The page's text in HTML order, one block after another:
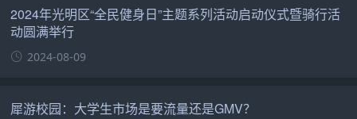
2024年光明区“全民健身日”主题系列活动启动仪式暨骑行活
动圆满举行
2024-08-09
犀游校园：大学生市场是要流量还是GMV？